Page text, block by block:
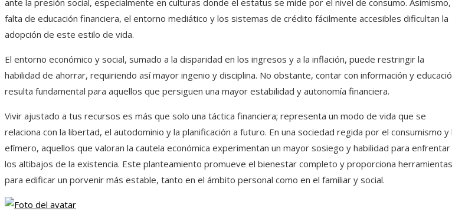
ante la presión social, especialmente en culturas donde el estatus se mide por el nivel de consumo. Asimismo,
falta de educación financiera, el entorno mediático y los sistemas de crédito fácilmente accesibles dificultan la
adopción de este estilo de vida.
El entorno económico y social, sumado a la disparidad en los ingresos y a la inflación, puede restringir la
habilidad de ahorrar, requiriendo así mayor ingenio y disciplina. No obstante, contar con información y
resulta fundamental para aquellos que persiguen una mayor estabilidad y autonomía financiera.
Vivir ajustado a tus recursos es más que solo una táctica financiera; representa un modo de vida que se
relaciona con la libertad, el autodominio y la planificación a futuro. En una sociedad regida por el consumismo y
efímero, aquellos que valoran la cautela económica experimentan un mayor sosiego y habilidad para enfrentar
los altibajos de la existencia. Este planteamiento promueve el bienestar completo y proporciona herramientas
para edificar un porvenir más estable, tanto en el ámbito personal como en el familiar y social.